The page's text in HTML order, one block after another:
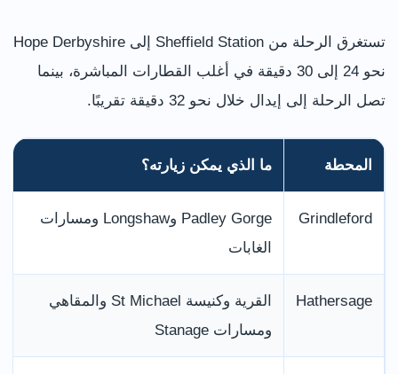
تستغرق الرحلة من Sheffield Station إلى Hope Derbyshire
نحو 24 إلى 30 دقيقة في أغلب القطارات المباشرة، بينما
تصل الرحلة إلى إيدال خلال نحو 32 دقيقة تقريبًا.
المحطة ما الذي يمكن زيارته؟
Grindleford
Padley Gorge وLongshaw ومسارات
الغابات
Hathersage
القرية وكنيسة St Michael والمقاهي
ومسارات Stanage